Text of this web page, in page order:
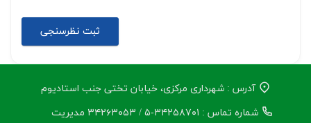
آدرس : شهرداری مرکزی، خیابان تختی جنب استادیوم
شماره تماس : ۳۴۲۵۸۷۰۱-۵ / ۳۴۲۶۳۰۵۳ مدیریت